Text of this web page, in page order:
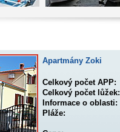
Apartmány Zoki
Celkový počet APP:
Celkový počet lůžek:
Informace o oblasti:
Pláže: